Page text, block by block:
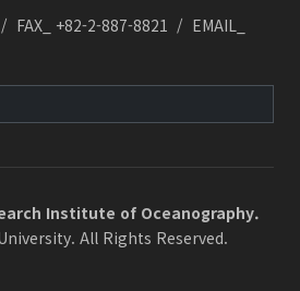
+82-2-887-8821 / EMAIL_
Institute of Oceanography.
All Rights Reserved.